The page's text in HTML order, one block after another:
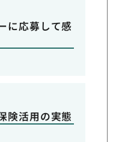
に応募して感
険活用の実態